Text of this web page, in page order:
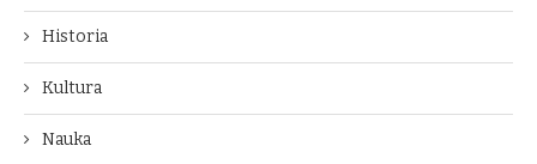
Historia
Kultura
Nauka